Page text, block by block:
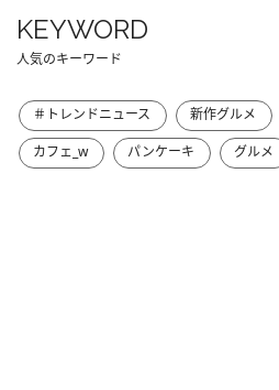
KEYWORD
人気のキーワード
＃トレンドニュース 新作グルメ
カフェ_w
パンケーキ グルメ